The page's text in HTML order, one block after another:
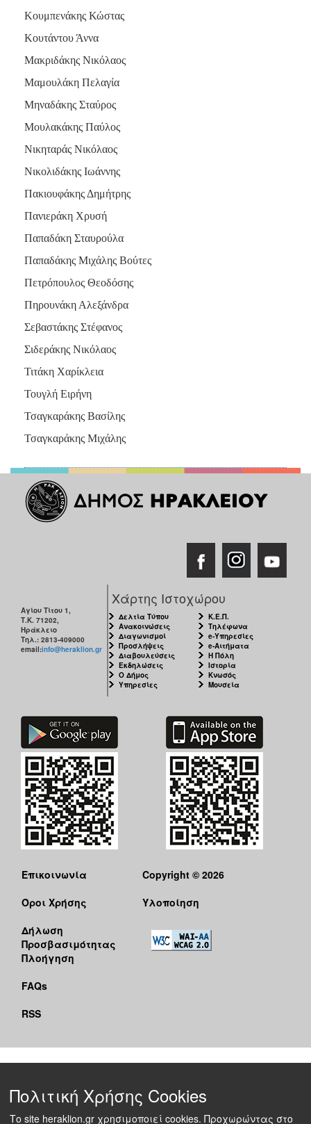
Κουμπενάκης Κώστας
Κουτάντου Άννα
Μακριδάκης Νικόλαος
Μαμουλάκη Πελαγία
Μηναδάκης Σταύρος
Μουλακάκης Παύλος
Νικηταράς Νικόλαος
Νικολιδάκης Ιωάννης
Πακιουφάκης Δημήτρης
Πανιεράκη Χρυσή
Παπαδάκη Σταυρούλα
Παπαδάκης Μιχάλης Βούτες
Πετρόπουλος Θεοδόσης
Πηρουνάκη Αλεξάνδρα
Σεβαστάκης Στέφανος
Σιδεράκης Νικόλαος
Τιτάκη Χαρίκλεια
Τουγλή Ειρήνη
Τσαγκαράκης Βασίλης
Τσαγκαράκης Μιχάλης
Αγίου Τίτου 1,
Τ.Κ. 71202,
Ηράκλειο
Τηλ.: 2813-409000
email:info@heraklion.gr
Χάρτης Ιστοχώρου
Δελτία Τύπου
Ανακοινώσεις
Διαγωνισμοί
Προσλήψεις
Διαβουλεύσεις
Εκδηλώσεις
Ο Δήμος
Υπηρεσίες
Κ.Ε.Π.
Τηλέφωνα
e-Υπηρεσίες
e-Αιτήματα
Η Πόλη
Ιστορία
Κνωσός
Μουσεία
Επικοινωνία
Όροι Χρήσης
Δήλωση
Προσβασιμότητας
Πλοήγηση
FAQs
RSS
Copyright © 2026
Υλοποίηση
Πολιτική Χρήσης Cookies
Το site heraklion.gr χρησιμοποιεί cookies. Προχωρώντας στο